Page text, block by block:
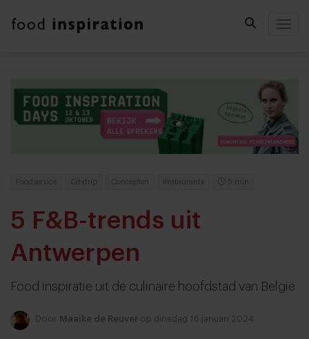
Foodservice Citytrip Concepten Restaurants 5 min
5 F&B-trends uit
Antwerpen
Food inspiratie uit de culinaire hoofdstad van België
Door Maaike de Reuver op dinsdag 16 januari 2024